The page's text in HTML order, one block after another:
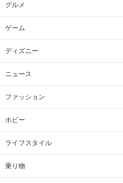
グルメ
ゲーム
ディズニー
ニュース
ファッション
ホビー
ライフスタイル
乗り物